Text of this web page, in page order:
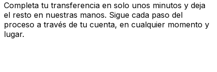
Completa tu transferencia en solo unos minutos y deja
el resto en nuestras manos. Sigue cada paso del
proceso a través de tu cuenta, en cualquier momento y
lugar.